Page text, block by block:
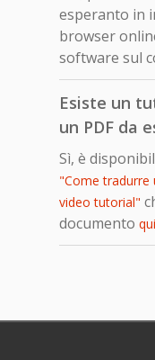
esperanto in
browser
software sul
Esiste un
un PDF da
Sì, è
"Come tradurre
video tutorial"
documento qui